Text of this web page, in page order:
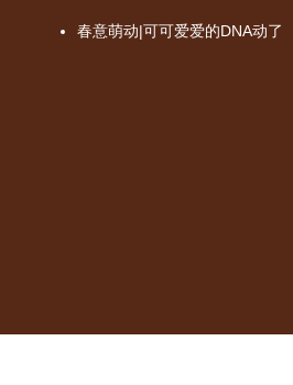
春意萌动|可可爱爱的DNA动了